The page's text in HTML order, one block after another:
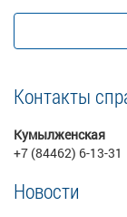
Контакты
Кумылженская
+7 (84462) 6-13-31
Новости